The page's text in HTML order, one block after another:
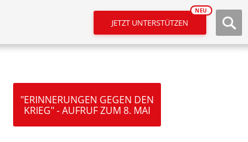
JETZT UNTERSTÜTZEN
NEU
"ERINNERUNGEN GEGEN DEN
KRIEG" - AUFRUF ZUM 8. MAI